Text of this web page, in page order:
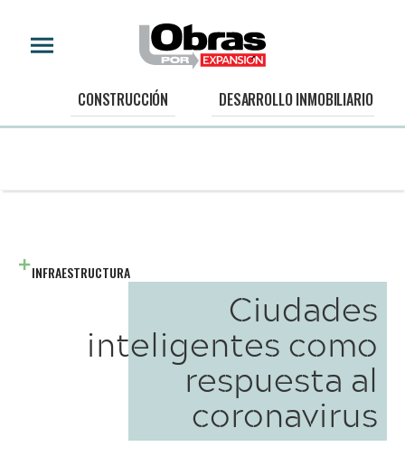
CONSTRUCCIÓN DESARROLLO INMOBILIARIO
INFRAESTRUCTURA
Ciudades
inteligentes como
respuesta al
coronavirus